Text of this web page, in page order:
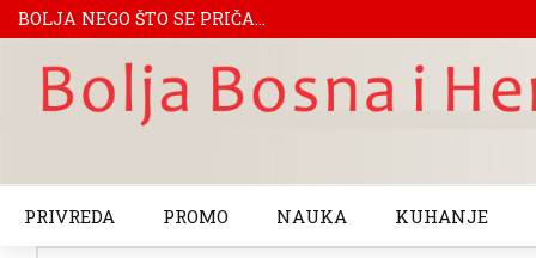
BOLJA NEGO ŠTO SE PRIČA...
PRIVREDA PROMO NAUKA KUHANJE